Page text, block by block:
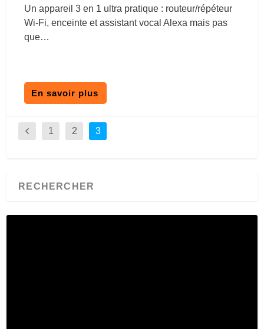
Un appareil 3 en 1 ultra pratique : routeur/répéteur
Wi-Fi, enceinte et assistant vocal Alexa mais pas
que…
En savoir plus
1 2 3